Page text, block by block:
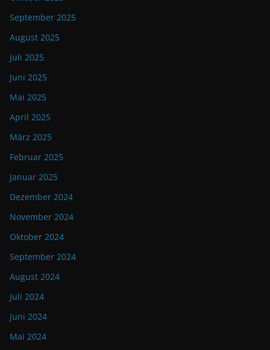
September 2025
August 2025
Juli 2025
Juni 2025
Mai 2025
April 2025
März 2025
Februar 2025
Januar 2025
Dezember 2024
November 2024
Oktober 2024
September 2024
August 2024
Juli 2024
Juni 2024
Mai 2024